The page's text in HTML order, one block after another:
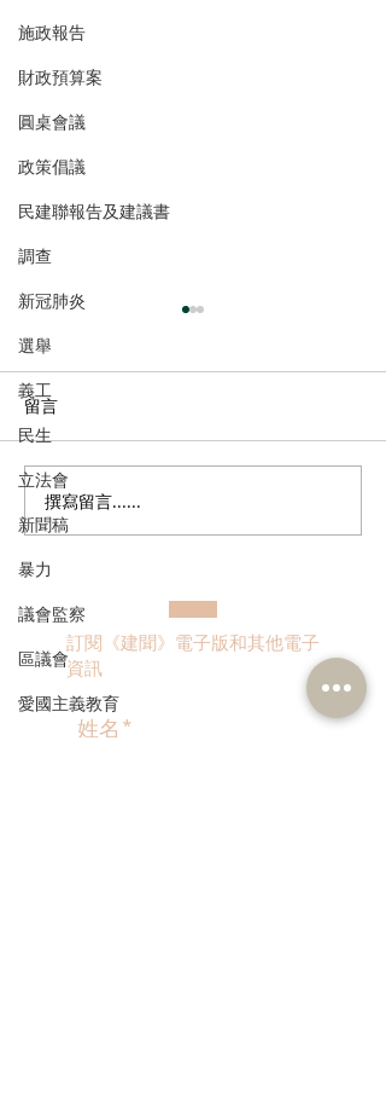
施政報告
財政預算案
圓桌會議
政策倡議
民建聯報告及建議書
調查
新冠肺炎
選舉
義工
民生
立法會
新聞稿
暴力
議會監察
區議會
愛國主義教育
陳永光歡迎中醫醫院推展
兩項中西醫協作專病治療
留言
撰寫留言......
訂閱《建聞》電子版和其他電子
資訊